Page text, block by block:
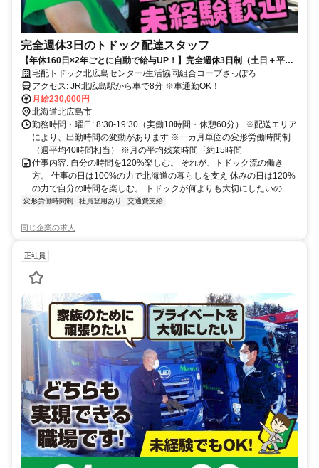
完全週休3日のトドック配達スタッフ
【年休160日×2年ごとに自動で給与UP！】完全週休3日制（土日＋平日
休み）で無理なく長く働ける★7週間の手厚い研修／未経験歓迎・普通
免許（AT限）OK
宅配トドック北広島センター/生活協同組合コープさっぽろ
アクセス: JR北広島駅から車で8分 ※車通勤OK！
月給230,000円
北海道北広島市
勤務時間・曜日: 8:30-19:30（実働10時間・休憩60分） ※配送エリア
により、出勤時間の変動があります ※⼀カ⽉単位の変形労働時間制
（週平均40時間相当） ※⽉の平均残業時間︓約15時間
仕事内容: 自分の時間を120%楽しむ。 それが、トドック流の働き
方。 仕事の日は100%の力で北海道の暮らしを支え 休みの日は120%
の力で自分の時間を楽しむ。 トドックが何よりも大切にしたいの...
変形労働時間制 社員登用あり 交通費支給
同じ企業の求人
正社員